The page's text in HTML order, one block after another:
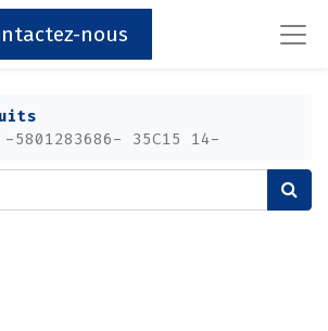
nous
-5801283686- 35C15 14-